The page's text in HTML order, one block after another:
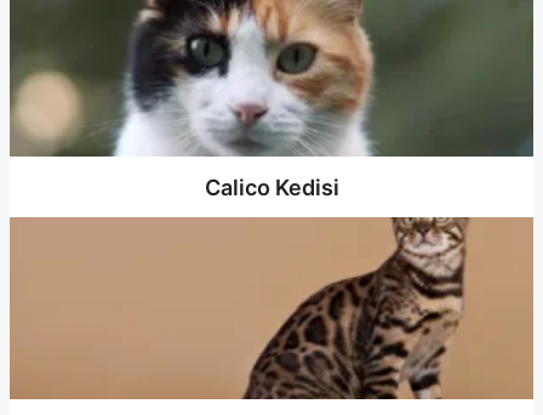
Calico Kedisi